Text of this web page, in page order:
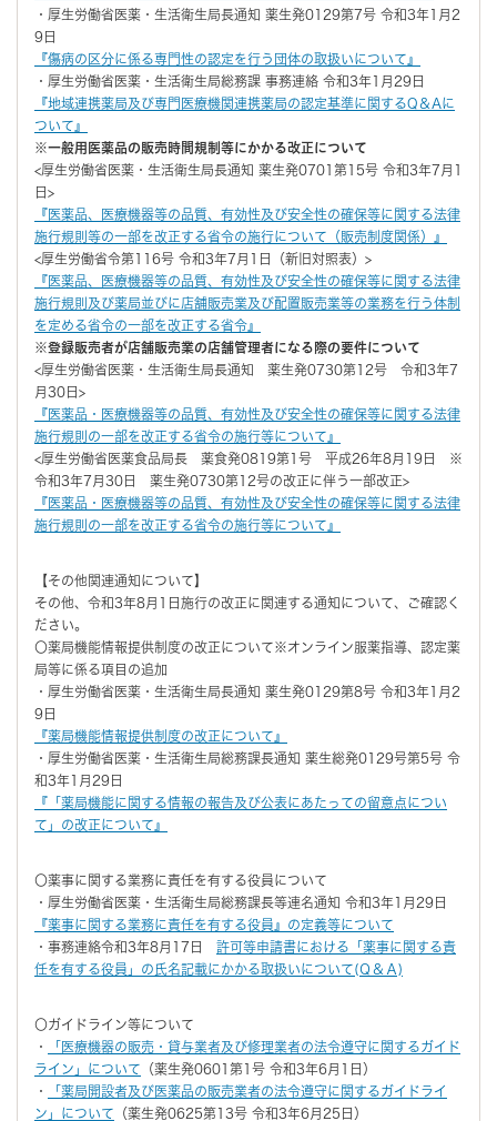
・厚生労働省医薬・生活衛生局長通知 薬生発0129第7号 令和3年1月2
9日
『傷病の区分に係る専門性の認定を行う団体の取扱いについて』
・厚生労働省医薬・生活衛生局総務課 事務連絡 令和3年1月29日
『地域連携薬局及び専門医療機関連携薬局の認定基準に関するQ＆Aに
ついて』
※一般用医薬品の販売時間規制等にかかる改正について
<厚生労働省医薬・生活衛生局長通知 薬生発0701第15号 令和3年7月1
日>
『医薬品、医療機器等の品質、有効性及び安全性の確保等に関する法律
施行規則等の一部を改正する省令の施行について（販売制度関係）』
<厚生労働省令第116号 令和3年7月1日（新旧対照表）>
『医薬品、医療機器等の品質、有効性及び安全性の確保等に関する法律
施行規則及び薬局並びに店舗販売業及び配置販売業等の業務を行う体制
を定める省令の一部を改正する省令』
※登録販売者が店舗販売業の店舗管理者になる際の要件について
<厚生労働省医薬・生活衛生局長通知 薬生発0730第12号 令和3年7
月30日>
『医薬品・医療機器等の品質、有効性及び安全性の確保等に関する法律
施行規則の一部を改正する省令の施行等について』
<厚生労働省医薬食品局長 薬食発0819第1号 平成26年8月19日 ※
令和3年7月30日 薬生発0730第12号の改正に伴う一部改正>
『医薬品・医療機器等の品質、有効性及び安全性の確保等に関する法律
施行規則の一部を改正する省令の施行等について』
【その他関連通知について】
その他、令和3年8月1日施行の改正に関連する通知について、ご確認く
ださい。
〇薬局機能情報提供制度の改正について※オンライン服薬指導、認定薬
局等に係る項目の追加
・厚生労働省医薬・生活衛生局長通知 薬生発0129第8号 令和3年1月2
9日
『薬局機能情報提供制度の改正について』
・厚生労働省医薬・生活衛生局総務課長通知 薬生総発0129号第5号 令
和3年1月29日
『「薬局機能に関する情報の報告及び公表にあたっての留意点につい
て」の改正について』
〇薬事に関する業務に責任を有する役員について
・厚生労働省医薬・生活衛生局総務課長等連名通知 令和3年1月29日
『薬事に関する業務に責任を有する役員』の定義等について
・事務連絡令和3年8月17日 許可等申請書における「薬事に関する責
任を有する役員」の氏名記載にかかる取扱いについて(Ｑ＆Ａ)
〇ガイドライン等について
・
「医療機器の販売・貸与業者及び修理業者の法令遵守に関するガイド
ライン」について （薬生発0601第1号 令和3年6月1日）
・
「薬局開設者及び医薬品の販売業者の法令遵守に関するガイドライ
ン」について （薬生発0625第13号 令和3年6月25日）